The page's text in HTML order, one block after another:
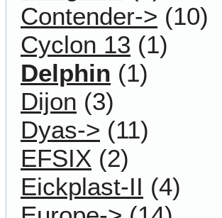
Contender-> (10)
Cyclon 13 (1)
Delphin (1)
Dijon (3)
Dyas-> (11)
EFSIX (2)
Eickplast-II (4)